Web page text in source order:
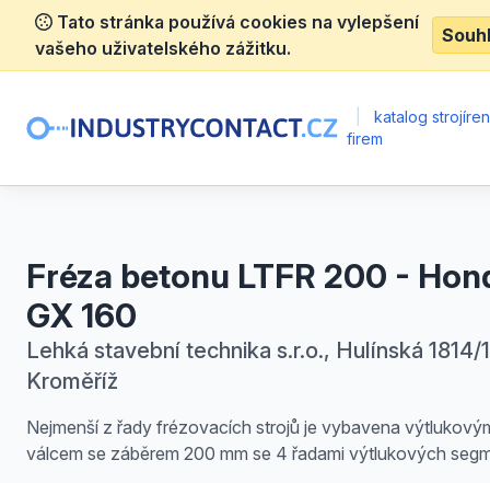
Tato stránka používá cookies na vylepšení
vašeho uživatelského zážitku.
katalog
firem
Fréza betonu LTFR 200 -
GX 160
Lehká stavební technika s.r.o., Hulínská 1814/
Kroměříž
Nejmenší z řady frézovacích strojů je vybavena
válcem se záběrem 200 mm se 4 řadami výtlukových